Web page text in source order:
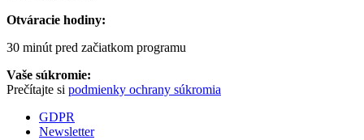
Otváracie hodiny:
30 minút pred začiatkom programu
Vaše súkromie:
Prečítajte si podmienky ochrany súkromia
GDPR
Newsletter